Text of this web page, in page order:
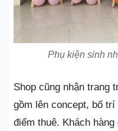
Phụ kiện sinh
Shop cũng nhận trang
gồm lên concept, bố
điểm thuê. Khách